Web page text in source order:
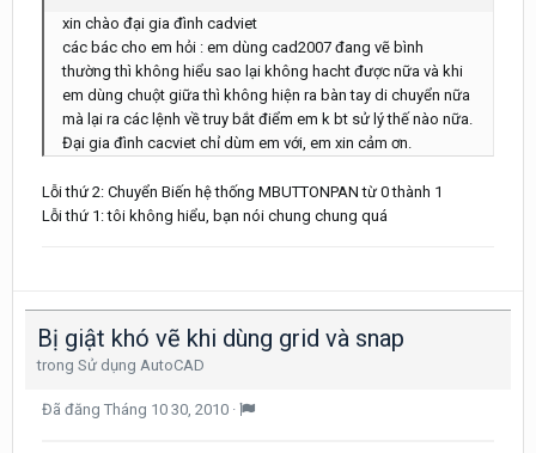
xin chào đại gia đình cadviet
các bác cho em hỏi : em dùng cad2007 đang vẽ bình
thường thì không hiểu sao lại không hacht được nữa và khi
em dùng chuột giữa thì không hiện ra bàn tay di chuyển nữa
mà lại ra các lệnh về truy bắt điểm em k bt sử lý thế nào nữa.
Đại gia đình cacviet chỉ dùm em với, em xin cảm ơn.
Lỗi thứ 2: Chuyển Biến hệ thống MBUTTONPAN từ 0 thành 1
Lỗi thứ 1: tôi không hiểu, bạn nói chung chung quá
Bị giật khó vẽ khi dùng grid và snap
trong Sử dụng AutoCAD
Đã đăng Tháng 10 30, 2010 ·